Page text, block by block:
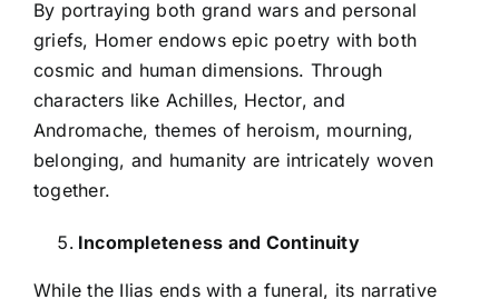
By portraying both grand wars and personal
griefs, Homer endows epic poetry with both
cosmic and human dimensions. Through
characters like Achilles, Hector, and
Andromache, themes of heroism, mourning,
belonging, and humanity are intricately woven
together.
Incompleteness and Continuity
While the Ilias ends with a funeral, its narrative